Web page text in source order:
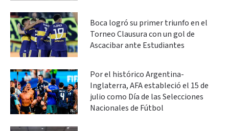
Boca logró su primer triunfo en el
Torneo Clausura con un gol de
Ascacibar ante Estudiantes
Por el histórico Argentina-
Inglaterra, AFA estableció el 15 de
julio como Día de las Selecciones
Nacionales de Fútbol